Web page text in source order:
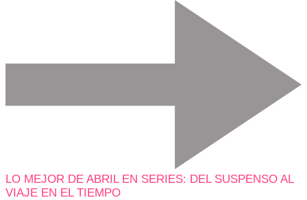
LO MEJOR DE ABRIL EN SERIES: DEL SUSPENSO AL
VIAJE EN EL TIEMPO